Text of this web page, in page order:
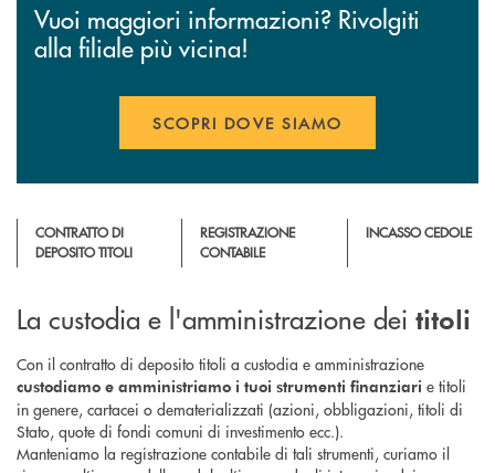
Vuoi maggiori informazioni? Rivolgiti
alla filiale più vicina!
SCOPRI DOVE SIAMO
CONTRATTO DI
DEPOSITO TITOLI
REGISTRAZIONE
CONTABILE
INCASSO CEDOLE
La custodia e l'amministrazione dei titoli
Con il contratto di deposito titoli a custodia e amministrazione
custodiamo e amministriamo i tuoi strumenti finanziari e titoli
in genere, cartacei o dematerializzati (azioni, obbligazioni, titoli di
Stato, quote di fondi comuni di investimento ecc.).
Manteniamo la registrazione contabile di tali strumenti, curiamo il